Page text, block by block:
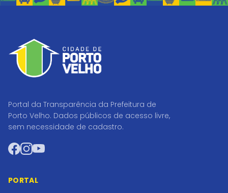
Portal da Transparência da Prefeitura de
Porto Velho. Dados públicos de acesso livre,
sem necessidade de cadastro.
Facebook
Instagram
YouTube
PORTAL